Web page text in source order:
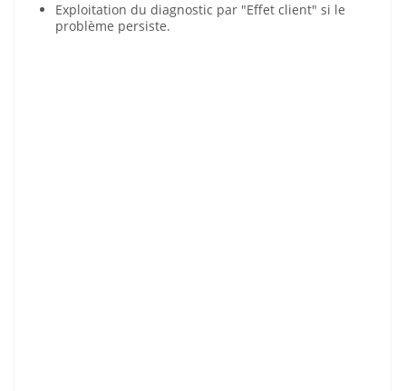
Exploitation du diagnostic par "Effet client" si le
problème persiste.